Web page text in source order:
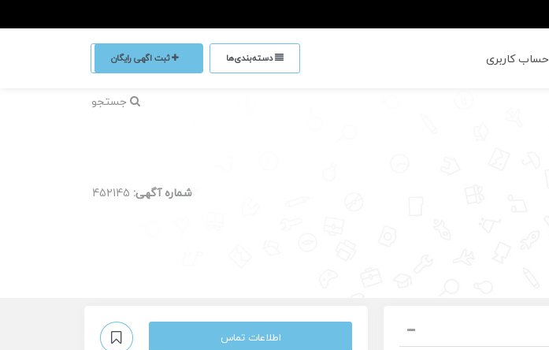
حساب کاربری دسته‌بندی‌ها ثبت اگهی رایگان
جستجو
شماره آگهی: 452145
اطلاعات تماس